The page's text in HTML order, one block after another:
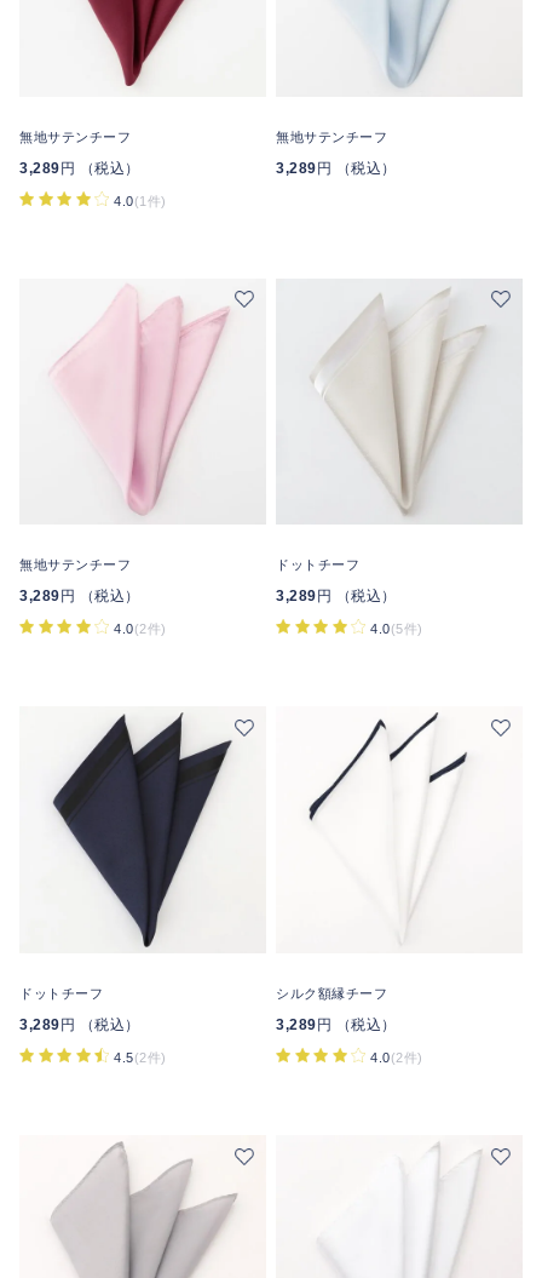
無地サテンチーフ
3,289円 （税込）
4.0(1件)
無地サテンチーフ
3,289円 （税込）
無地サテンチーフ
3,289 円 （税込）
4.0(2件)
ドットチーフ
3,289 円 （税込）
4.0(5件)
ドットチーフ
3,289 円 （税込）
4.5(2件)
シルク額縁チーフ
3,289 円 （税込）
4.0(2件)